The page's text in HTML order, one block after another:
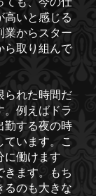
高いと感じる
業からスター
ら取り組んで
られた時間だ
。例えばドラ
勤する夜の時
います。こ
に働けます
きます。もち
るのも大きな